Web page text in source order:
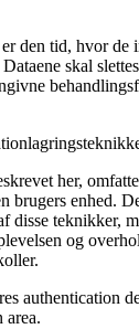
den tid, hvor de
skal
her,
brugers enhed.
disse teknikker,
og
authentication
area.